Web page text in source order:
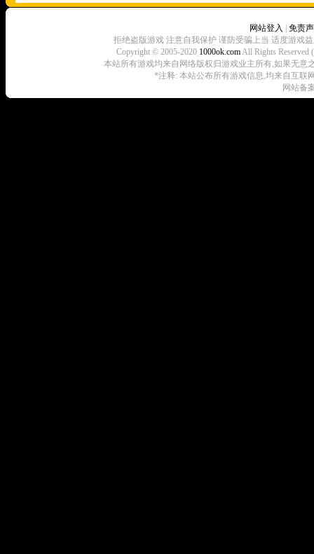
网站登入
免责
拒绝盗版游戏 注意自我保护 谨防受骗上当 适度游戏
Copyright © 2005-2020 1000ok.comAll Rights
本站所有游戏均来自网络版权归游戏业主所有,如果无意
*注释: 本站公布所有游戏信息,均来自互联
网站备